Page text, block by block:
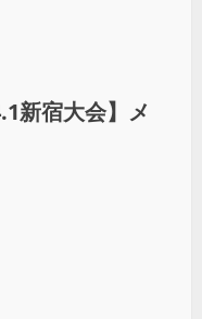
新宿大会】メ